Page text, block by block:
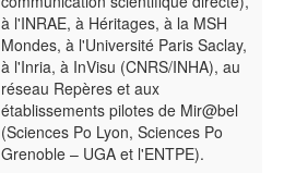
à l'INRAE, à Héritages, à la MSH
Mondes, à l'Université Paris Saclay,
à l'Inria, à InVisu (CNRS/INHA), au
réseau Repères et aux
établissements pilotes de Mir@bel
(Sciences Po Lyon, Sciences Po
Grenoble – UGA et l'ENTPE).